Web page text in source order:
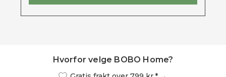
Hvorfor velge BOBO Home?